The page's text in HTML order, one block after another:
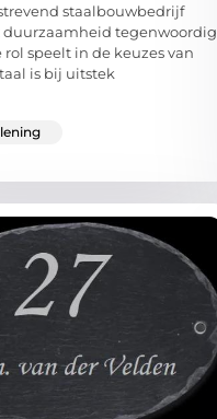
staalbouwbedrijf
tegenwoordig
speelt in de keuzes van
is bij uitstek